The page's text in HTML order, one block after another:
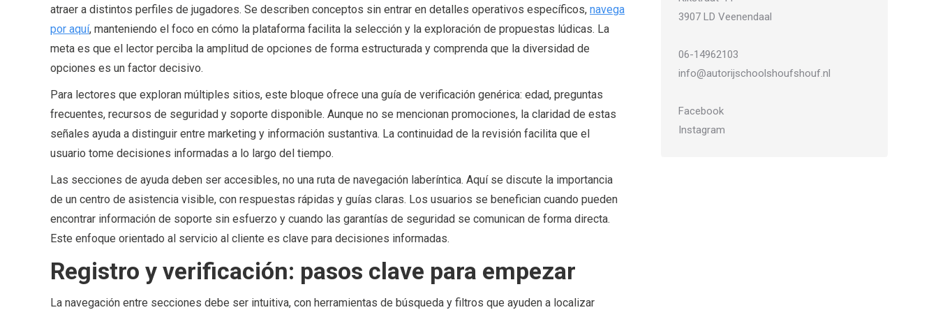
atraer a distintos perfiles de jugadores. Se describen conceptos sin entrar en detalles operativos específicos, navega
por aquí, manteniendo el foco en cómo la plataforma facilita la selección y la exploración de propuestas lúdicas. La
meta es que el lector perciba la amplitud de opciones de forma estructurada y comprenda que la diversidad de
opciones es un factor decisivo.
Para lectores que exploran múltiples sitios, este bloque ofrece una guía de verificación genérica: edad, preguntas
frecuentes, recursos de seguridad y soporte disponible. Aunque no se mencionan promociones, la claridad de estas
señales ayuda a distinguir entre marketing y información sustantiva. La continuidad de la revisión facilita que el
usuario tome decisiones informadas a lo largo del tiempo.
Las secciones de ayuda deben ser accesibles, no una ruta de navegación laberíntica. Aquí se discute la importancia
de un centro de asistencia visible, con respuestas rápidas y guías claras. Los usuarios se benefician cuando pueden
encontrar información de soporte sin esfuerzo y cuando las garantías de seguridad se comunican de forma directa.
Este enfoque orientado al servicio al cliente es clave para decisiones informadas.
Registro y verificación: pasos clave para empezar
La navegación entre secciones debe ser intuitiva, con herramientas de búsqueda y filtros que ayuden a localizar
3907 LD Veenendaal
06-14962103
info@autorijschoolshoufshouf.nl
Facebook
Instagram